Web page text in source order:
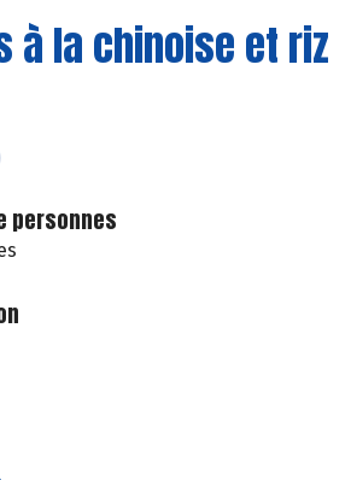
à la chinoise et riz
personnes